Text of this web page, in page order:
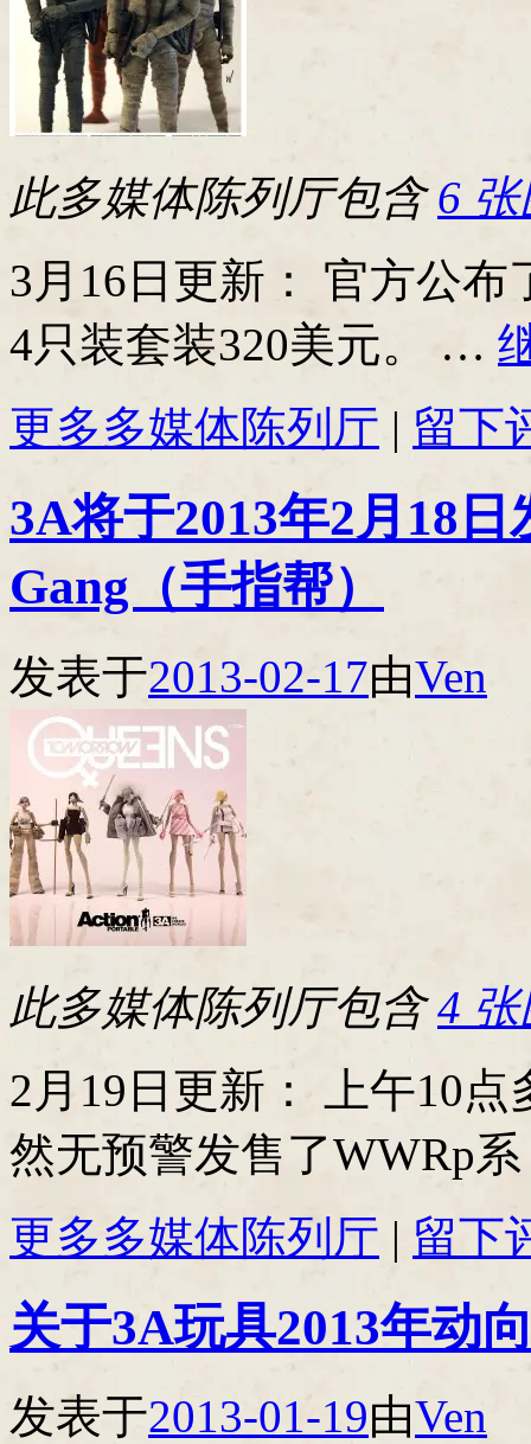
此多媒体陈列厅包含6
3月16日更新： 官方公
4只装套装320美元。 …
更多多媒体陈列厅 | 留下
3A将于2013年2月18
Gang（手指帮）
发表于2013-02-17由Ven
此多媒体陈列厅包含4
2月19日更新： 上午10
然无预警发售了WWRp
更多多媒体陈列厅 | 留下
关于3A玩具2013年动
发表于2013-01-19由Ven